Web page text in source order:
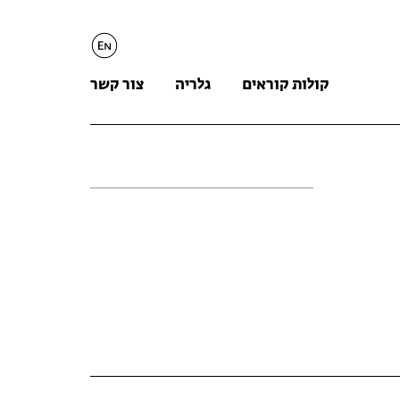
English
צור קשר גלריה קולות קוראים